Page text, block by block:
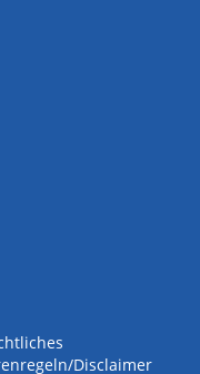
Disclaimer